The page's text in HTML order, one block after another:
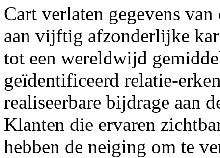
Cart verlaten gegevens
aan vijftig afzonderlijke kar
tot een wereldwijd
geïdentificeerd relatie-
realiseerbare bijdrage aan
Klanten die ervaren
hebben de neiging om te